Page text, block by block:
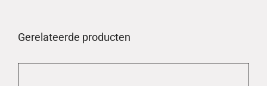
Gerelateerde producten